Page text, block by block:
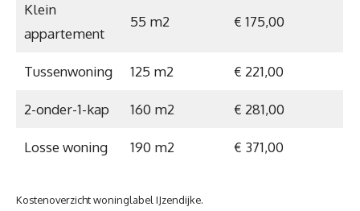
Klein
appartement
55 m2 € 175,00
Tussenwoning 125 m2 € 221,00
2-onder-1-kap 160 m2 € 281,00
Losse woning 190 m2 € 371,00
Kostenoverzicht woninglabel IJzendijke.